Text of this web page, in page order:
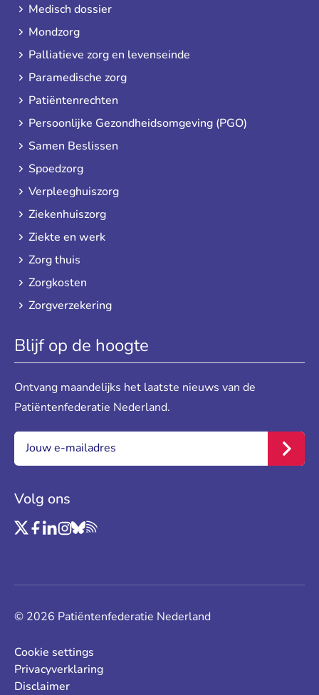
Medisch dossier
Mondzorg
Palliatieve zorg en levenseinde
Paramedische zorg
Patiëntenrechten
Persoonlijke Gezondheidsomgeving (PGO)
Samen Beslissen
Spoedzorg
Verpleeghuiszorg
Ziekenhuiszorg
Ziekte en werk
Zorg thuis
Zorgkosten
Zorgverzekering
Blijf op de hoogte
Ontvang maandelijks het laatste nieuws van de
Patiëntenfederatie Nederland.
E-mail:
Volg ons
Link naar Twitter
Link naar Facebook
Link naar LinkedIn
Link naar Instagram
Link naar Bluesky
Link naar RSS
© 2026 Patiëntenfederatie Nederland
Cookie settings
Privacyverklaring
Disclaimer